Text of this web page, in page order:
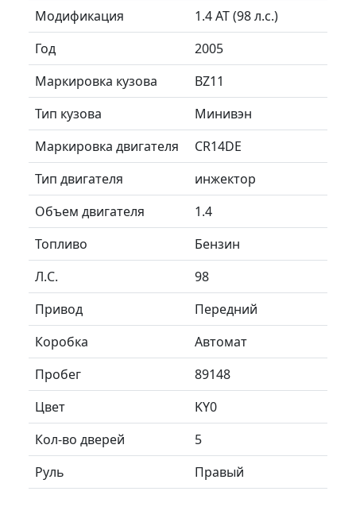
Модификация
1.4 AT (98 л.с.)
Год
2005
Маркировка кузова
BZ11
Тип кузова
Минивэн
Маркировка двигателя
CR14DE
Тип двигателя
инжектор
Объем двигателя
1.4
Топливо
Бензин
Л.C.
98
Привод
Передний
Коробка
Автомат
Пробег
89148
Цвет
KY0
Кол-во дверей
5
Руль
Правый